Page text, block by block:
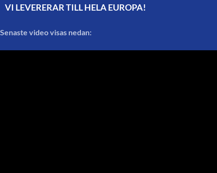
VI LEVERERAR TILL HELA EUROPA!
Senaste video visas nedan: